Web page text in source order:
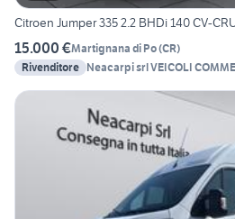
Citroen Jumper 335 2.2 BHDi 140 CV-
15.000 €Martignana di Po(CR)
Rivenditore Neacarpi srl VEICOLI